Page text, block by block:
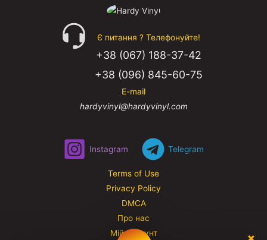
Є питання ? Телефонуйте!
+38 (067) 188-37-42
+38 (096) 845-60-75
E-mail
hardyvinyl@hardyvinyl.com
Instagram Telegram
Terms of Use
Privacy Policy
DMCA
Про нас
Мій аккаунт